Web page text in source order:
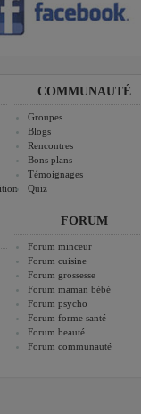
COMMUNAUTÉ
Groupes
Blogs
Rencontres
Bons plans
Témoignages
Quiz
FORUM
Forum minceur
Forum cuisine
Forum grossesse
Forum maman bébé
Forum psycho
Forum forme santé
Forum beauté
Forum communauté